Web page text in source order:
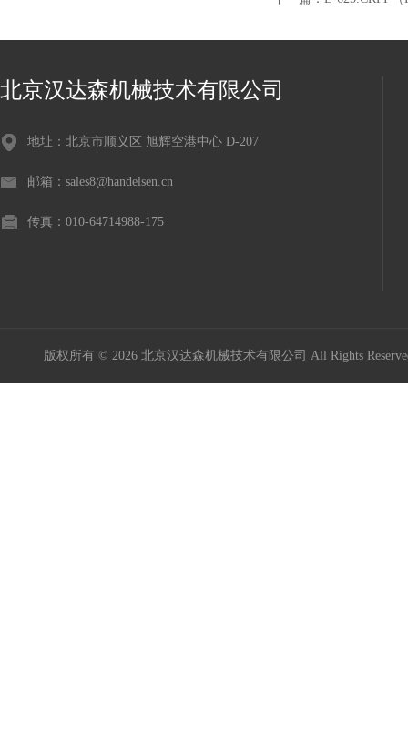
北京汉达森机械技术有限公司
地址：北京市顺义区 旭辉空港中心 D-207
邮箱：sales8@handelsen.cn
传真：010-64714988-175
版权所有 © 2026 北京汉达森机械技术有限公司 All Rights